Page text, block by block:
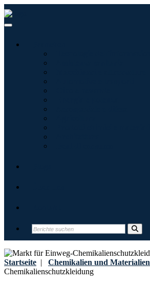
Startseite | Chemikalien und Materialien
Chemikalienschutzkleidung